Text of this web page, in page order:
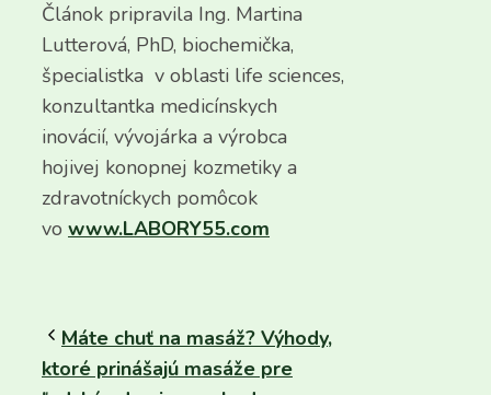
Článok pripravila Ing. Martina
Lutterová, PhD, biochemička,
špecialistka v oblasti life sciences,
konzultantka medicínskych
inovácií, vývojárka a výrobca
hojivej konopnej kozmetiky a
zdravotníckych pomôcok
vo www.LABORY55.com
Máte chuť na masáž? Výhody,
ktoré prinášajú masáže pre